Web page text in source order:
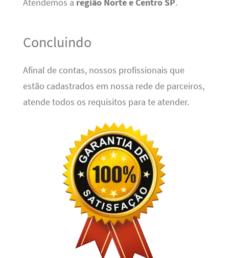
Atendemos a região Norte e Centro SP.
Concluindo
Afinal de contas, nossos profissionais que
estão cadastrados em nossa rede de parceiros,
atende todos os requisitos para te atender.